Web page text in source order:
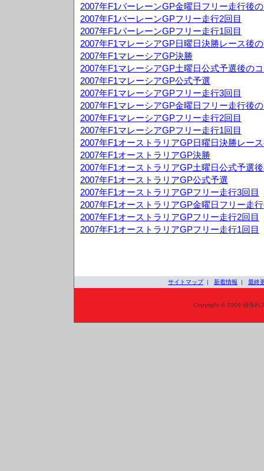
2007年F1バーレーンGP金曜日フリー走行後
2007年F1バーレーンGPフリー走行2回目
2007年F1バーレーンGPフリー走行1回目
2007年F1マレーシアGP日曜日決勝レース後
2007年F1マレーシアGP決勝
2007年F1マレーシアGP土曜日公式予選後の
2007年F1マレーシアGP公式予選
2007年F1マレーシアGPフリー走行3回目
2007年F1マレーシアGP金曜日フリー走行後
2007年F1マレーシアGPフリー走行2回目
2007年F1マレーシアGPフリー走行1回目
2007年F1オーストラリアGP日曜日決勝レー
2007年F1オーストラリアGP決勝
2007年F1オーストラリアGP土曜日公式予選
2007年F1オーストラリアGP公式予選
2007年F1オーストラリアGPフリー走行3回目
2007年F1オーストラリアGP金曜日フリー走
2007年F1オーストラリアGPフリー走行2回目
2007年F1オーストラリアGPフリー走行1回目
サイトマップ| 新着情報 | 最終
Copyright © 2006 頑張れ